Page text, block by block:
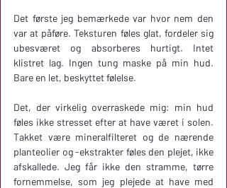
Det første jeg bemærkede var hvor nem den
var at påføre. Teksturen føles glat, fordeler sig
ubesværet og absorberes hurtigt. Intet
klistret lag. Ingen tung maske på min hud.
Bare en let, beskyttet følelse.
Det, der virkelig overraskede mig: min hud
føles ikke stresset efter at have været i solen.
Takket være mineralfilteret og de nærende
planteolier og -ekstrakter føles den plejet, ikke
afskallede. Jeg får ikke den stramme, tørre
fornemmelse, som jeg plejede at have med